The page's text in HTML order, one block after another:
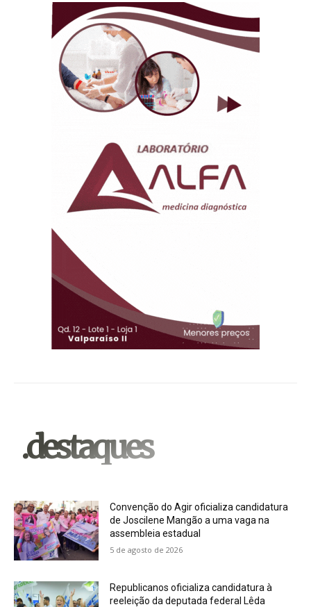
.destaques
Convenção do Agir oficializa candidatura
de Joscilene Mangão a uma vaga na
assembleia estadual
5 de agosto de 2026
Republicanos oficializa candidatura à
reeleição da deputada federal Lêda